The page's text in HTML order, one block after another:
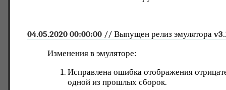
04.05.2020 00:00:00 // Выпущен релиз эмулятора
Изменения в эмуляторе:
Исправлена ошибка отображения
одной из прошлых сборок.